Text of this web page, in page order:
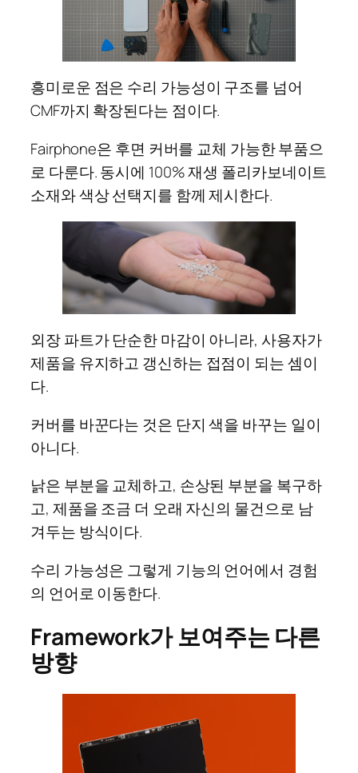
흥미로운 점은 수리 가능성이 구조를 넘어
CMF까지 확장된다는 점이다.
Fairphone은 후면 커버를 교체 가능한 부품으
로 다룬다. 동시에 100% 재생 폴리카보네이트
소재와 색상 선택지를 함께 제시한다.
외장 파트가 단순한 마감이 아니라, 사용자가
제품을 유지하고 갱신하는 접점이 되는 셈이
다.
커버를 바꾼다는 것은 단지 색을 바꾸는 일이
아니다.
낡은 부분을 교체하고, 손상된 부분을 복구하
고, 제품을 조금 더 오래 자신의 물건으로 남
겨두는 방식이다.
수리 가능성은 그렇게 기능의 언어에서 경험
의 언어로 이동한다.
Framework가 보여주는 다른
방향